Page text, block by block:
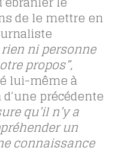
de le mettre en
rien ni personne
propos”,
lui-même à
précédente
qu’il n’y a
un
connaissance